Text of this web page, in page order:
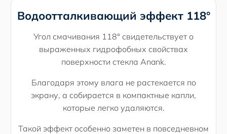
Водоотталкивающий эффект 118°
Угол смачивания 118° свидетельствует о
выраженных гидрофобных свойствах
поверхности стекла Anank.
Благодаря этому влага не растекается по
экрану, а собирается в компактные капли,
которые легко удаляются.
Такой эффект особенно заметен в повседневном